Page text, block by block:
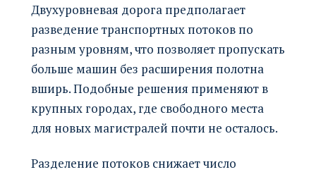
Двухуровневая дорога предполагает
разведение транспортных потоков по
разным уровням, что позволяет пропускать
больше машин без расширения полотна
вширь. Подобные решения применяют в
крупных городах, где свободного места
для новых магистралей почти не осталось.
Разделение потоков снижает число